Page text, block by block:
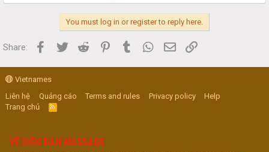
You must log in or register to reply here.
Share: Facebook
Twitter Reddit PinterestTumblr WhatsApp
Email
Vietnames
Liên hệ
Quảng cáo Terms and rules Privacy policy
Help
Trang chủ
R
S
VỀ DIỄN ĐÀN MASSAGE